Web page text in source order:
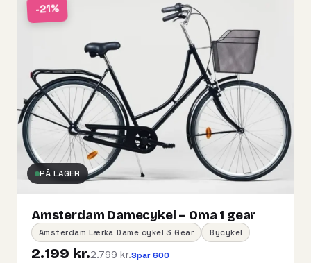
-21%
PÅ LAGER
Amsterdam Damecykel – Oma 1 gear
Amsterdam Lærka Dame cykel 3 Gear Bycykel
2.199 kr.2.799 kr.Spar 600